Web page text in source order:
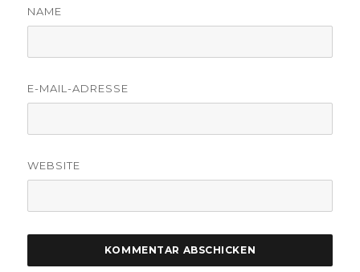
NAME
E-MAIL-ADRESSE
WEBSITE